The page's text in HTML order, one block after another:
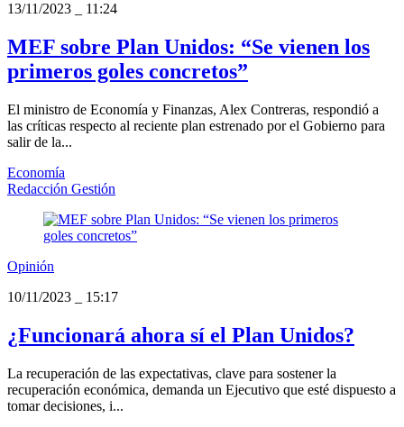
13/11/2023
11:24
MEF sobre Plan Unidos: “Se vienen los
primeros goles concretos”
El ministro de Economía y Finanzas, Alex Contreras, respondió a
las críticas respecto al reciente plan estrenado por el Gobierno para
salir de la...
Economía
Redacción Gestión
Opinión
10/11/2023
15:17
¿Funcionará ahora sí el Plan Unidos?
La recuperación de las expectativas, clave para sostener la
recuperación económica, demanda un Ejecutivo que esté dispuesto a
tomar decisiones, i...